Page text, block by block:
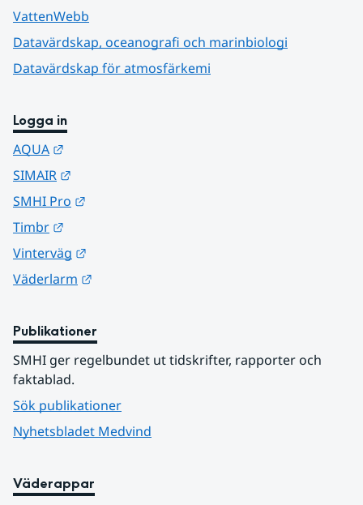
VattenWebb
Datavärdskap, oceanografi och marinbiologi
Datavärdskap för atmosfärkemi
Logga in
AQUA
SIMAIR
SMHI Pro
Timbr
Vinterväg
Väderlarm
Publikationer
SMHI ger regelbundet ut tidskrifter, rapporter och
faktablad.
Sök publikationer
Nyhetsbladet Medvind
Väderappar